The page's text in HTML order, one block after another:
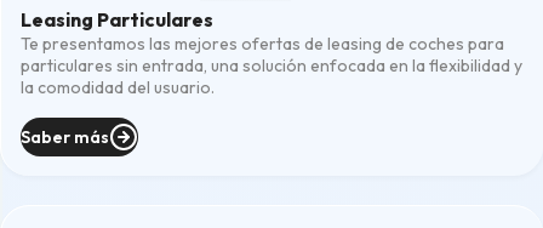
Leasing Particulares
Te presentamos las mejores ofertas de leasing de coches para
particulares sin entrada, una solución enfocada en la flexibilidad y
la comodidad del usuario.
Saber más